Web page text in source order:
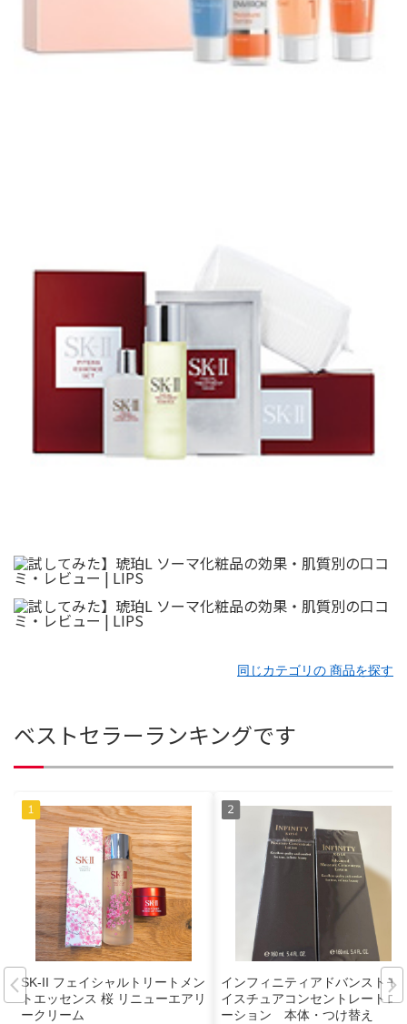
同じカテゴリの 商品を探す
ベストセラーランキングです
SK-II フェイシャルトリートメン
トエッセンス 桜 リニューエアリ
ークリーム
インフィニティアドバンストモ
イスチュアコンセントレートロ
ーション 本体・つけ替え